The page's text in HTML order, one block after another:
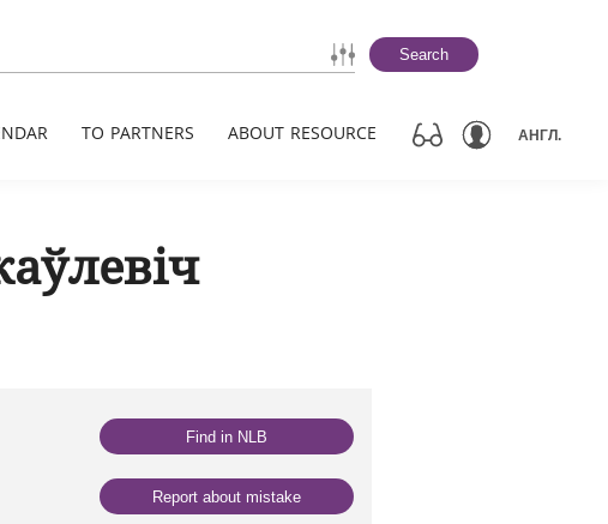
Search
TO PARTNERS ABOUT RESOURCE АНГЛ.
Find in NLB
Report about mistake